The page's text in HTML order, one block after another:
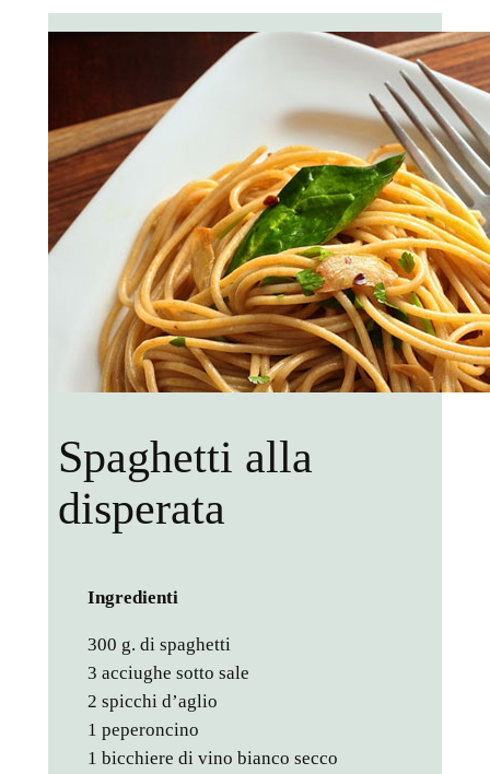
Spaghetti alla
disperata
Ingredienti
300 g. di spaghetti
3 acciughe sotto sale
2 spicchi d’aglio
1 peperoncino
1 bicchiere di vino bianco secco